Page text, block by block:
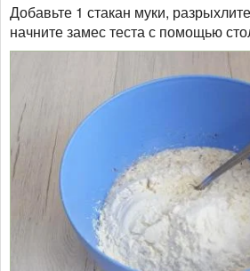
Добавьте 1 стакан муки,
начните замес теста с помощью